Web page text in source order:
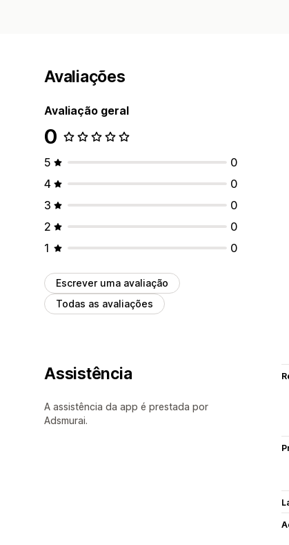
Avaliações
Avaliação geral
0
5
0
4
0
3
0
2
0
1
0
Escrever uma avaliação
Todas as avaliações
Assistência
A assistência da app é prestada por
Adsmurai.